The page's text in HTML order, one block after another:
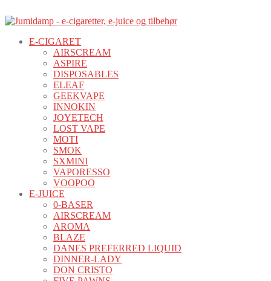
E-CIGARET
AIRSCREAM
ASPIRE
DISPOSABLES
ELEAF
GEEKVAPE
INNOKIN
JOYETECH
LOST VAPE
MOTI
SMOK
SXMINI
VAPORESSO
VOOPOO
E-JUICE
0-BASER
AIRSCREAM
AROMA
BLAZE
DANES PREFERRED LIQUID
DINNER-LADY
DON CRISTO